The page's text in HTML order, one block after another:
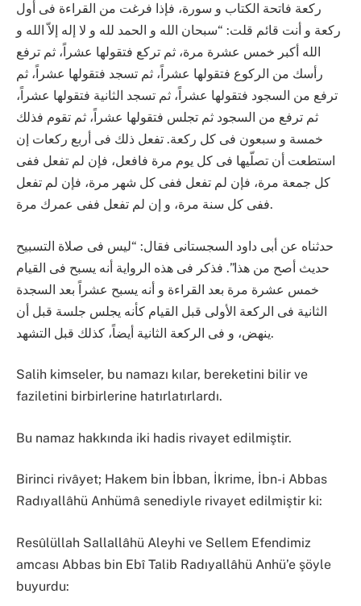
ركعة فاتحة الكتاب و سورة، فإذا فرغت من القراءة فى أول
ركعة و أنت قائم قلت: “سبحان الله و الحمد لله و لا إله إلاّ الله و
الله أكبر خمس عشرة مرة، ثم تركع فتقولها عشراً، ثم ترفع
رأسك من الركوع فتقولها عشراً، ثم تسجد فتقولها عشراً، ثم
ترفع من السجود فتقولها عشراً، ثم تسجد الثانية فتقولها عشراً،
ثم ترفع من السجود ثم تجلس فتقولها عشراً، ثم تقوم فذلك
خمسة و سبعون فى كل ركعة. تفعل ذلك فى أربع ركعات إن
استطعت أن تصلّيها فى كل يوم مرة فافعل، فإن لم تفعل ففى
كل جمعة مرة، فإن لم تفعل ففى كل شهر مرة، فإن لم تفعل
ففى كل سنة مرة، و إن لم تفعل ففى عمرك مرة.
حدثناه عن أبى داود السجستانى فقال: “ليس فى صلاة التسبيح
حديث أصح من هذا”. فذكر فى هذه الرواية أنه يسبح فى القيام
خمس عشرة مرة بعد القراءة و أنه يسبح عشراً بعد السجدة
الثانية فى الركعة الأولى قبل القيام كأنه يجلس جلسة قبل أن
ينهض، و فى الركعة الثانية أيضاً، كذلك قبل التشهد.
Salih kimseler, bu namazı kılar, bereketini bilir ve
faziletini birbirlerine hatırlatırlardı.
Bu namaz hakkında iki hadis rivayet edilmiştir.
Birinci rivâyet; Hakem bin İbban, İkrime, İbn-i Abbas
Radıyallâhü Anhümâ senediyle rivayet edilmiştir ki:
Resûlüllah Sallallâhü Aleyhi ve Sellem Efendimiz
amcası Abbas bin Ebî Talib Radıyallâhü Anhü’e şöyle
buyurdu: